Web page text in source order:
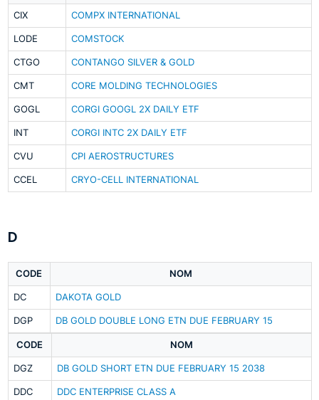
CIX COMPX INTERNATIONAL
LODE COMSTOCK
CTGO CONTANGO SILVER & GOLD
CMT CORE MOLDING TECHNOLOGIES
GOGL CORGI GOOGL 2X DAILY ETF
INT CORGI INTC 2X DAILY ETF
CVU CPI AEROSTRUCTURES
CCEL CRYO-CELL INTERNATIONAL
D
CODE NOM
DC DAKOTA GOLD
DGP DB GOLD DOUBLE LONG ETN DUE FEBRUARY 15
CODE NOM
DGZ DB GOLD SHORT ETN DUE FEBRUARY 15 2038
DDC DDC ENTERPRISE CLASS A